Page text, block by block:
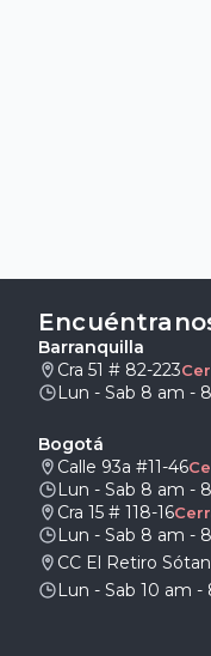
Barranquilla
Cra 51 # 82-223
Lun - Sab 8 am -
Bogotá
Calle 93a #11-46
Lun - Sab 8 am -
Cra 15 # 118-16
Lun - Sab 8 am -
CC El Retiro
Lun - Sab 10 am